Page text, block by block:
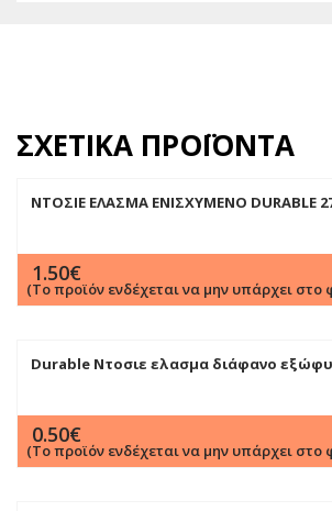
ΣΧΕΤΙΚΆ ΠΡΟΪΌΝΤΑ
ΝΤΟΣΙΕ ΕΛΑΣΜΑ ΕΝΙΣΧΥΜΕΝΟ DURABLE
1.50€
(Το προϊόν ενδέχεται να μην υπάρχει
Durable Ντοσιε ελασμα διάφανο
0.50€
(Το προϊόν ενδέχεται να μην υπάρχει